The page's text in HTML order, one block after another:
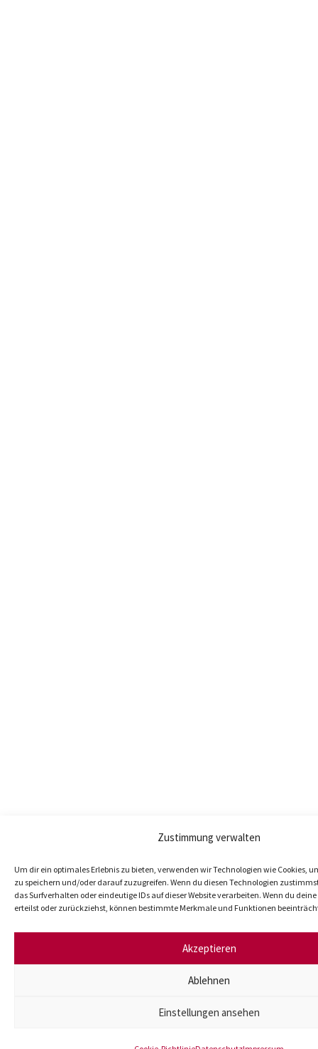
Zustimmung verwalten
Um dir ein optimales Erlebnis zu bieten, verwenden wir Technologien wie Cookies,
zu speichern und/oder darauf zuzugreifen. Wenn du diesen Technologien
das Surfverhalten oder eindeutige IDs auf dieser Website verarbeiten. Wenn du
erteilst oder zurückziehst, können bestimmte Merkmale und Funktionen
Akzeptieren
Ablehnen
Einstellungen ansehen